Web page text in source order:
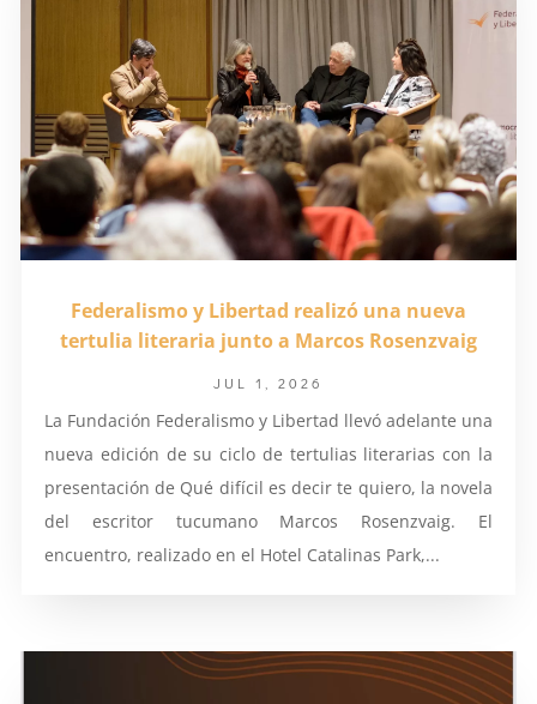
Federalismo y Libertad realizó una nueva
tertulia literaria junto a Marcos Rosenzvaig
JUL 1, 2026
La Fundación Federalismo y Libertad llevó adelante una
nueva edición de su ciclo de tertulias literarias con la
presentación de Qué difícil es decir te quiero, la novela
del escritor tucumano Marcos Rosenzvaig. El
encuentro, realizado en el Hotel Catalinas Park,...